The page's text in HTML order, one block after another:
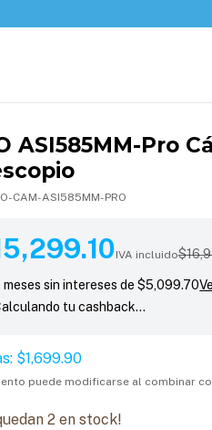
ASI585MM-Pro
CAM-ASI585MM-PRO
10 % OFFIVA incluido
meses sin intereses de$5,099.70
tu cashback…
$1,699.90
puede modificarse al combinar
2en stock!